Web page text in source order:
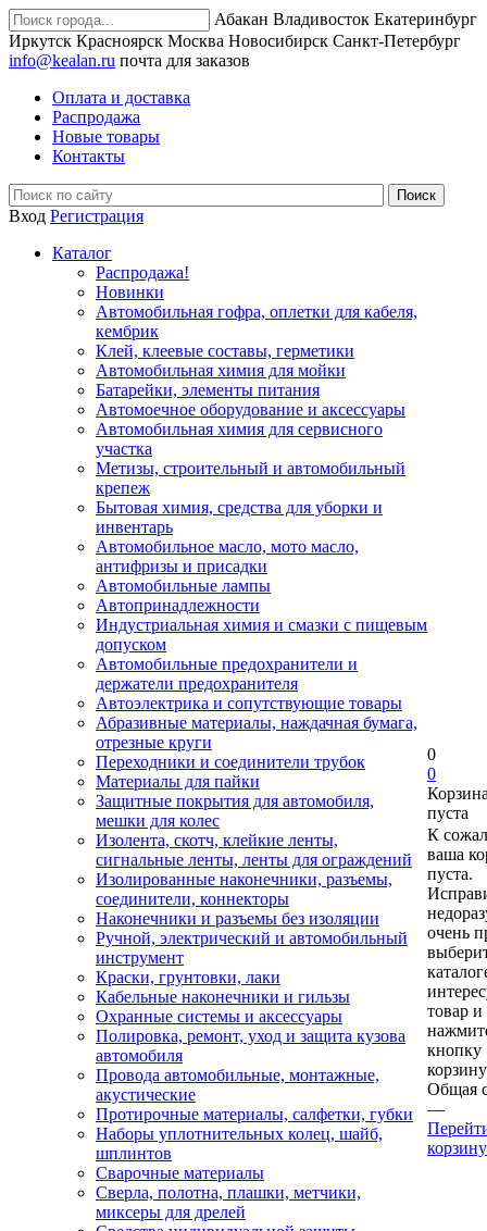
Абакан Владивосток Екатеринбург
Иркутск Красноярск Москва Новосибирск Санкт-Петербург
info@kealan.ru почта для заказов
Оплата и доставка
Распродажа
Новые товары
Контакты
Вход Регистрация
Каталог
Распродажа!
Новинки
Автомобильная гофра, оплетки для кабеля,
кембрик
Клей, клеевые составы, герметики
Автомобильная химия для мойки
Батарейки, элементы питания
Автомоечное оборудование и аксессуары
Автомобильная химия для сервисного
участка
Метизы, строительный и автомобильный
крепеж
Бытовая химия, средства для уборки и
инвентарь
Автомобильное масло, мото масло,
антифризы и присадки
Автомобильные лампы
Автопринадлежности
Индустриальная химия и смазки с пищевым
допуском
Автомобильные предохранители и
держатели предохранителя
Автоэлектрика и сопутствующие товары
Абразивные материалы, наждачная бумага,
отрезные круги
Переходники и соединители трубок
Материалы для пайки
Защитные покрытия для автомобиля,
мешки для колес
Изолента, скотч, клейкие ленты,
сигнальные ленты, ленты для ограждений
Изолированные наконечники, разъемы,
соединители, коннекторы
Наконечники и разъемы без изоляции
Ручной, электрический и автомобильный
инструмент
Краски, грунтовки, лаки
Кабельные наконечники и гильзы
Охранные системы и аксессуары
Полировка, ремонт, уход и защита кузова
автомобиля
Провода автомобильные, монтажные,
акустические
Протирочные материалы, салфетки, губки
Наборы уплотнительных колец, шайб,
шплинтов
Сварочные материалы
Сверла, полотна, плашки, метчики,
миксеры для дрелей
0
0
пуста
К
ваша
пуста.
очень
товар и
кнопку
Общая
—
корзину